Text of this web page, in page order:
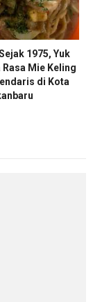
1975, Yuk
Rasa Mie Keling
di Kota